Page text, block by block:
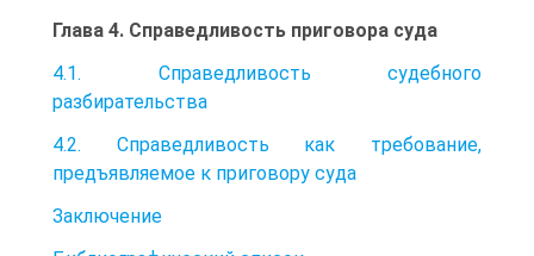
Глава 4. Справедливость приговора суда
4.1. Справедливость судебного
разбирательства
4.2. Справедливость как требование,
предъявляемое к приговору суда
Заключение